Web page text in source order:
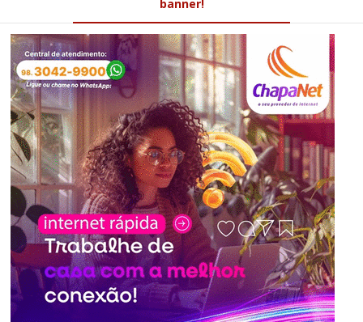
banner!